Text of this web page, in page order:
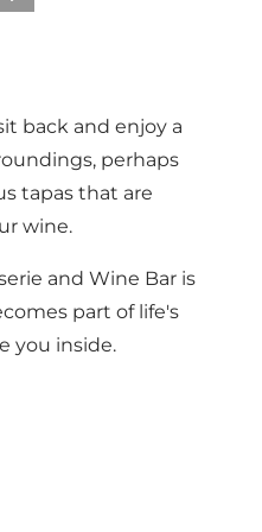
back and enjoy a
perhaps
tapas that are
wine.
and Wine Bar is
part of life's
you inside.